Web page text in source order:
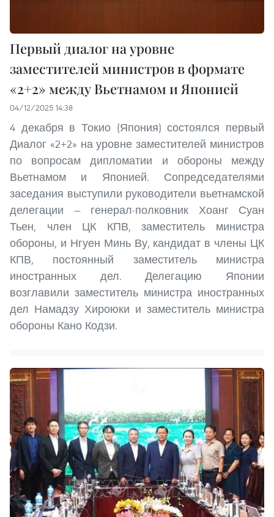
Первый диалог на уровне
заместителей министров в формате
«2+2» между Вьетнамом и Японией
04/12/2025 14:38
4 декабря в Токио (Япония) состоялся первый
Диалог «2+2» на уровне заместителей министров
по вопросам дипломатии и обороны между
Вьетнамом и Японией. Сопредседателями
заседания выступили руководители вьетнамской
делегации — генерал-полковник Хоанг Суан
Тьен, член ЦК КПВ, заместитель министра
обороны, и Нгуен Минь Ву, кандидат в члены ЦК
КПВ, постоянный заместитель министра
иностранных дел. Делегацию Японии
возглавили заместитель министра иностранных
дел Намадзу Хироюки и заместитель министра
обороны Кано Кодзи.